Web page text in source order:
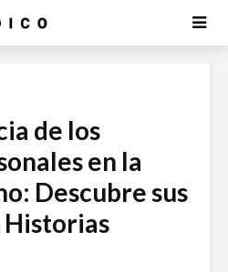
de los
en la
Descubre sus
Historias